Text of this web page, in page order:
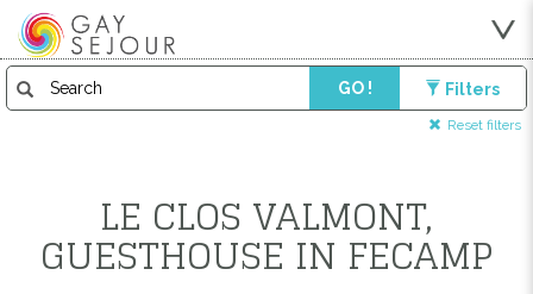
GO ! Filters
Reset filters
LE CLOS VALMONT,
GUESTHOUSE IN FECAMP